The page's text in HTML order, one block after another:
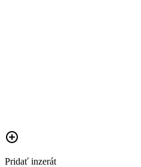
Pridať inzerát